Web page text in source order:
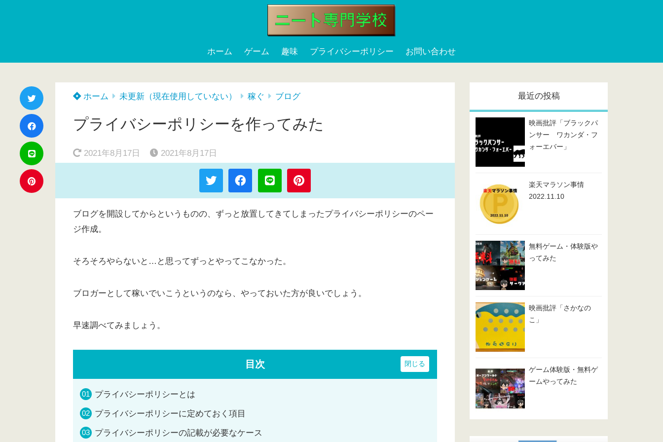
ホーム ゲーム 趣味 プライバシーポリシー お問い合わせ
ホーム 未更新（現在使用していない） 稼ぐ ブログ
プライバシーポリシーを作ってみた
2021年8月17日 2021年8月17日
ブログを開設してからというものの、ずっと放置してきてしまったプライバシーポリシーのペー
ジ作成。
そろそろやらないと…と思ってずっとやってこなかった。
ブロガーとして稼いでいこうというのなら、やっておいた方が良いでしょう。
早速調べてみましょう。
目次
プライバシーポリシーとは
プライバシーポリシーに定めておく項目
プライバシーポリシーの記載が必要なケース
最近の投稿
映画批評「ブラックパ
ンサー ワカンダ・フ
ォーエバー」
楽天マラソン事情
2022.11.10
無料ゲーム・体験版や
ってみた
映画批評「さかなの
こ」
ゲーム体験版・無料ゲ
ームやってみた